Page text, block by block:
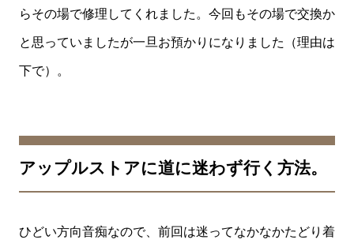
らその場で修理してくれました。今回もその場で交換か
と思っていましたが一旦お預かりになりました（理由は
下で）。
アップルストアに道に迷わず行く方法。
ひどい方向音痴なので、前回は迷ってなかなかたどり着